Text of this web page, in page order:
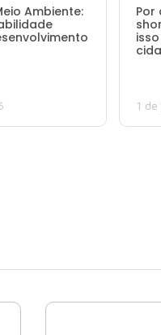
Ambiente:
Por
1